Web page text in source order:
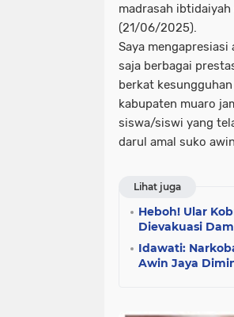
madrasah
(21/06/2025).
Saya
saja berbagai
berkat
kabupaten muaro
siswa/siswi yang
darul amal suko
Lihat juga
Heboh! Ular
Dievakuasi
Idawati:
Awin Jaya